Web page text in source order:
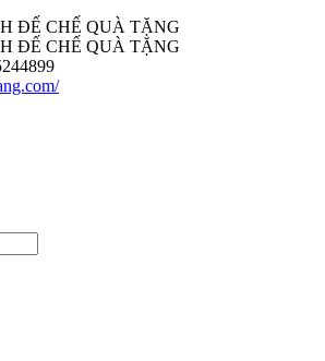
ĐẾ CHẾ QUÀ TẶNG
ĐẾ CHẾ QUÀ TẶNG